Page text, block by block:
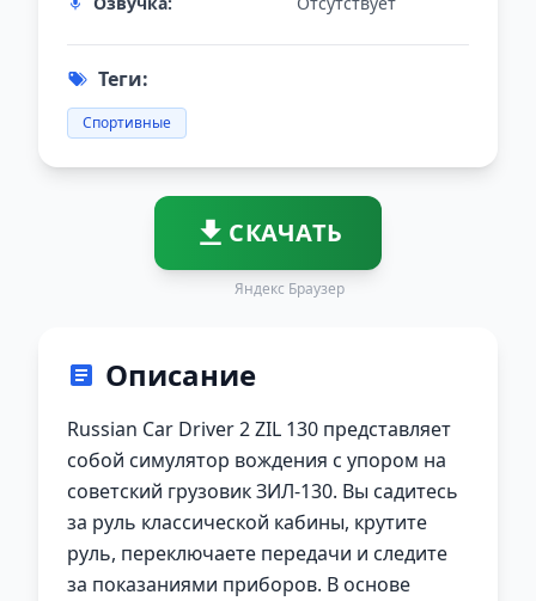
Теги:
Спортивные
СКАЧАТЬ
Яндекс Браузер
Описание
Russian Car Driver 2 ZIL 130 представляет
собой симулятор вождения с упором на
советский грузовик ЗИЛ-130. Вы садитесь
за руль классической кабины, крутите
руль, переключаете передачи и следите
за показаниями приборов. В основе